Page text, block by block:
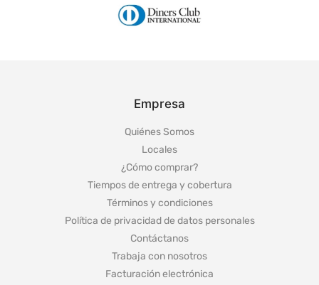
Empresa
Quiénes Somos
Locales
¿Cómo comprar?
Tiempos de entrega y cobertura
Términos y condiciones
Política de privacidad de datos personales
Contáctanos
Trabaja con nosotros
Facturación electrónica